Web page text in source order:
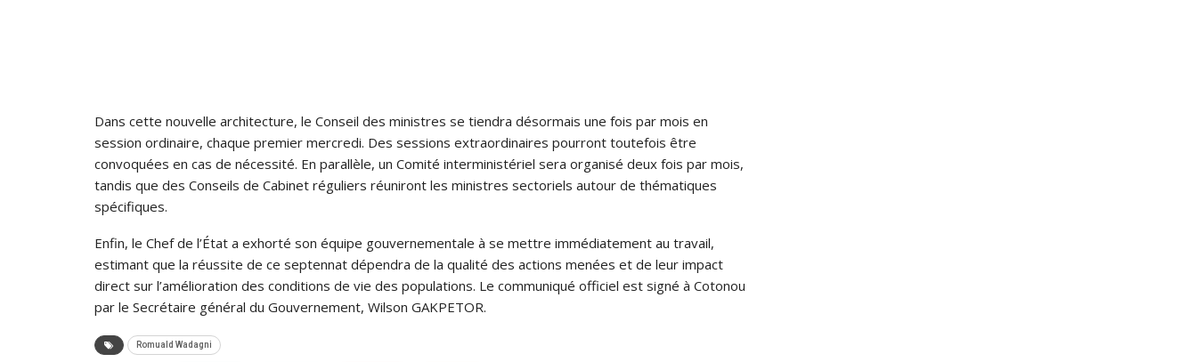
Dans cette nouvelle architecture, le Conseil des ministres se tiendra désormais une fois par mois en
session ordinaire, chaque premier mercredi. Des sessions extraordinaires pourront toutefois être
convoquées en cas de nécessité. En parallèle, un Comité interministériel sera organisé deux fois par mois,
tandis que des Conseils de Cabinet réguliers réuniront les ministres sectoriels autour de thématiques
spécifiques.
Enfin, le Chef de l’État a exhorté son équipe gouvernementale à se mettre immédiatement au travail,
estimant que la réussite de ce septennat dépendra de la qualité des actions menées et de leur impact
direct sur l’amélioration des conditions de vie des populations. Le communiqué officiel est signé à Cotonou
par le Secrétaire général du Gouvernement, Wilson GAKPETOR.
Romuald Wadagni